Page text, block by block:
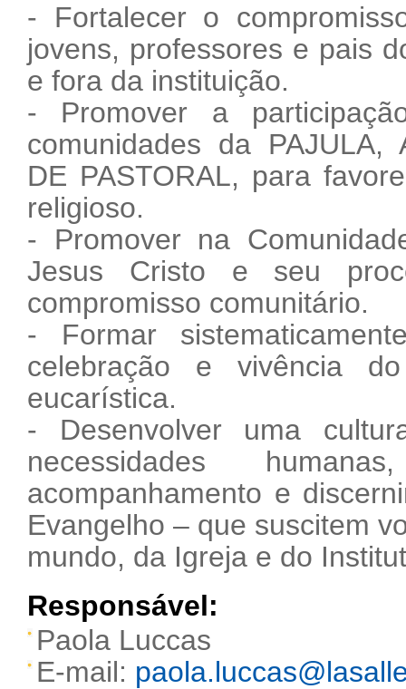
- Fortalecer o
jovens, professores e pais
e fora da instituição.
- Promover a
comunidades da PAJULA,
DE PASTORAL, para
religioso.
- Promover na
Jesus Cristo e seu
compromisso comunitário.
- Formar
celebração evivência
eucarística.
- Desenvolver uma
necessidades
acompanhamento e
Evangelho – que suscitem
mundo, da Igreja e do
Responsável:
Paola Luccas
E-mail: